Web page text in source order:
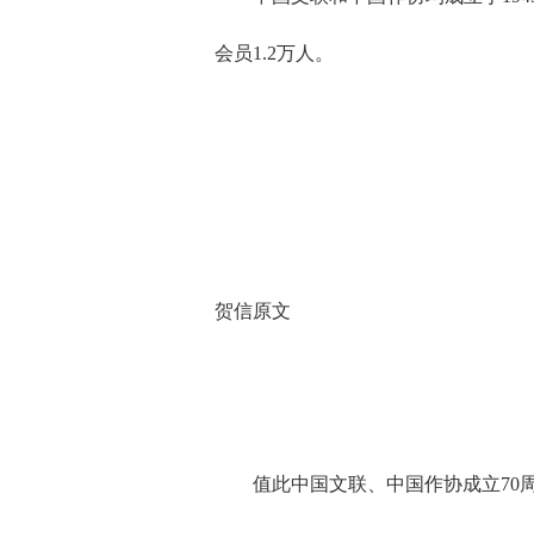
会员1.2万人。
贺信原文
值此中国文联、中国作协成立70周